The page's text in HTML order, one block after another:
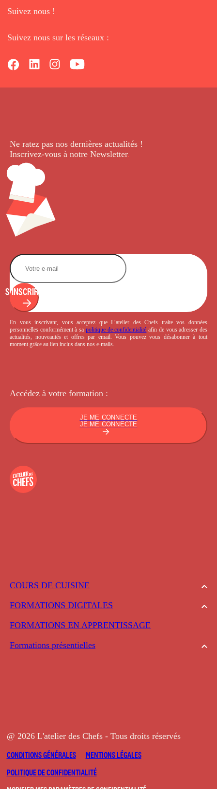
Suivez nous !
Suivez nous sur les réseaux :
COURS DE CUISINE
FORMATIONS DIGITALES
FORMATIONS EN APPRENTISSAGE
Formations présentielles
Ne ratez pas nos dernières actualités !
Inscrivez-vous à notre Newsletter.
S'INSCRIRE
En vous inscrivant, vous acceptez que L’atelier des Chefs traite vos données
personnelles conformément à sa politique de confidentialité afin de vous adresser des
actualités, nouveautés et offres par email. Vous pouvez vous désabonner à tout
moment grâce au lien inclus dans nos e-mails.
Accédez à votre formation :
JE ME CONNECTE
JE ME CONNECTE
@ 2026 L'atelier des Chefs - Tous droits réservés
CONDITIONS GÉNÉRALES
MENTIONS LÉGALES
POLITIQUE DE CONFIDENTIALITÉ